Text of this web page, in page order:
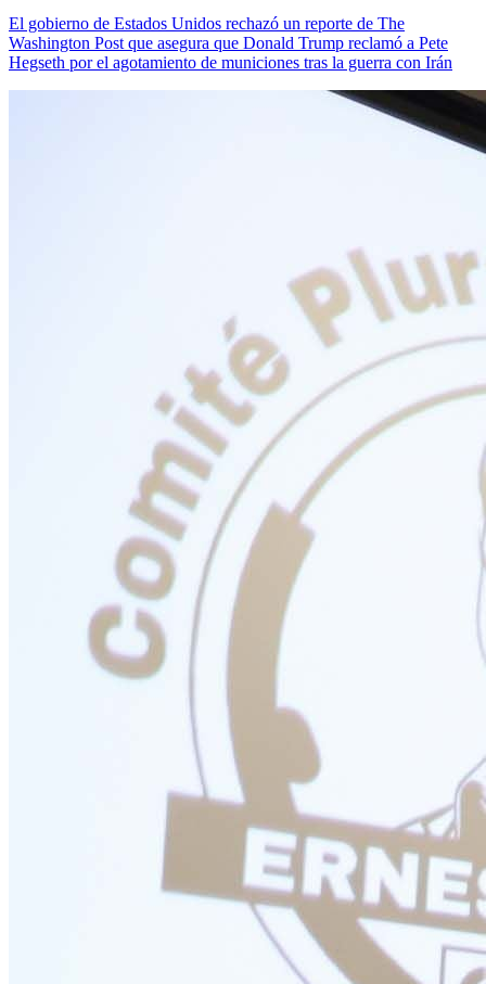
El gobierno de Estados Unidos rechazó un reporte de The
Washington Post que asegura que Donald Trump reclamó a Pete
Hegseth por el agotamiento de municiones tras la guerra con Irán